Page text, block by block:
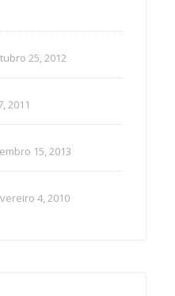
25, 2012
2011
15, 2013
4, 2010